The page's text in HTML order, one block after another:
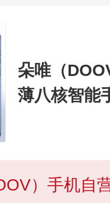
朵唯（
薄八核智能